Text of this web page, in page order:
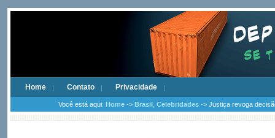
Home Contato Privacidade
Você está aqui: Home -> Brasil Celebridades -> Justiça revoga